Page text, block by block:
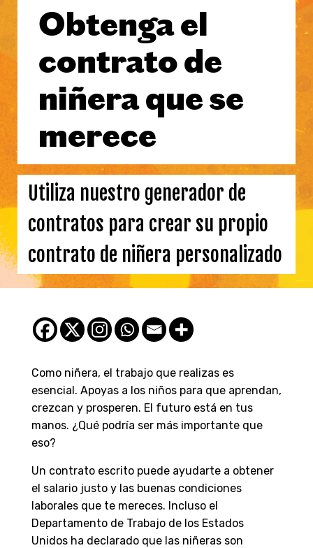
Obtenga el
contrato de
niñera que se
merece
Utiliza nuestro generador de
contratos para crear su propio
contrato de niñera personalizado
Como niñera, el trabajo que realizas es
esencial. Apoyas a los niños para que aprendan,
crezcan y prosperen. El futuro está en tus
manos. ¿Qué podría ser más importante que
eso?
Un contrato escrito puede ayudarte a obtener
el salario justo y las buenas condiciones
laborales que te mereces. Incluso el
Departamento de Trabajo de los Estados
Unidos ha declarado que las niñeras son